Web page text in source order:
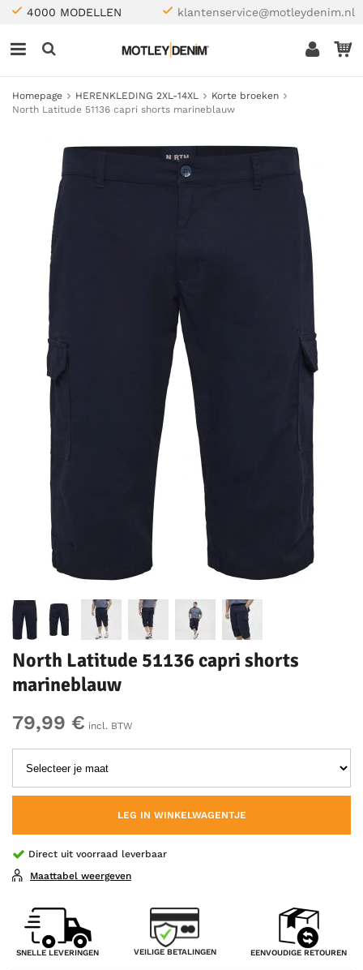
4000 MODELLEN klantenservice@motleydenim.nl
Homepage HERENKLEDING 2XL-14XL
Korte broeken
North Latitude 51136 capri shorts marineblauw
North Latitude 51136 capri shorts
marineblauw
79,99 € incl. BTW
LEG IN WINKELWAGENTJE
Direct uit voorraad leverbaar
Maattabel weergeven
SNELLE LEVERINGEN VEILIGE BETALINGEN EENVOUDIGE RETOUREN